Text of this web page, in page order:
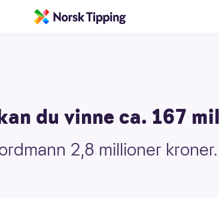
du vinne ca. 167
2,8 millioner